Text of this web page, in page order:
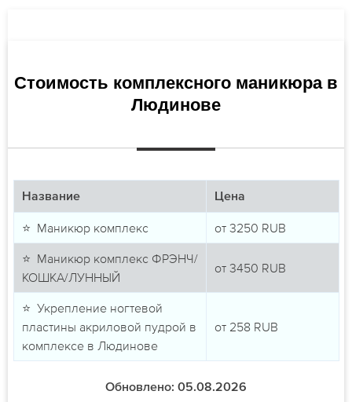
Стоимость комплексного маникюра в
Людинове
Название Цена
⭐ Маникюр комплекс от 3250 RUB
⭐ Маникюр комплекс ФРЭНЧ/
КОШКА/ЛУННЫЙ
от 3450 RUB
⭐ Укрепление ногтевой
пластины акриловой пудрой в
комплексе в Людинове
от 258 RUB
Обновлено: 05.08.2026